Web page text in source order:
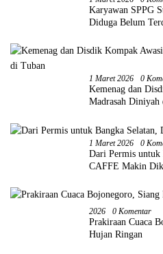
Karyawan SPPG
Diduga Belum
1 Maret 2026 0
Kemenag dan
Madrasah Diniyah
1 Maret 2026 0
Dari Permis untuk
CAFFE Makin
2026
0 Komentar
Prakiraan Cuaca
Hujan Ringan